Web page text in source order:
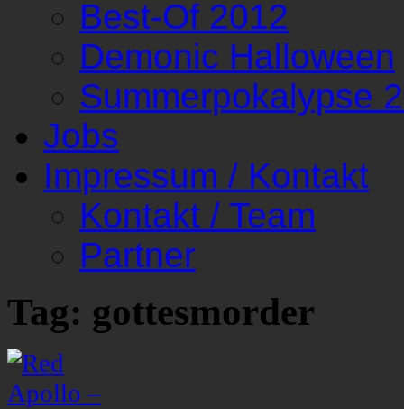
Best-Of 2012
Demonic Halloween
Summerpokalypse
Jobs
Impressum / Kontakt
Kontakt / Team
Partner
Tag: gottesmorder